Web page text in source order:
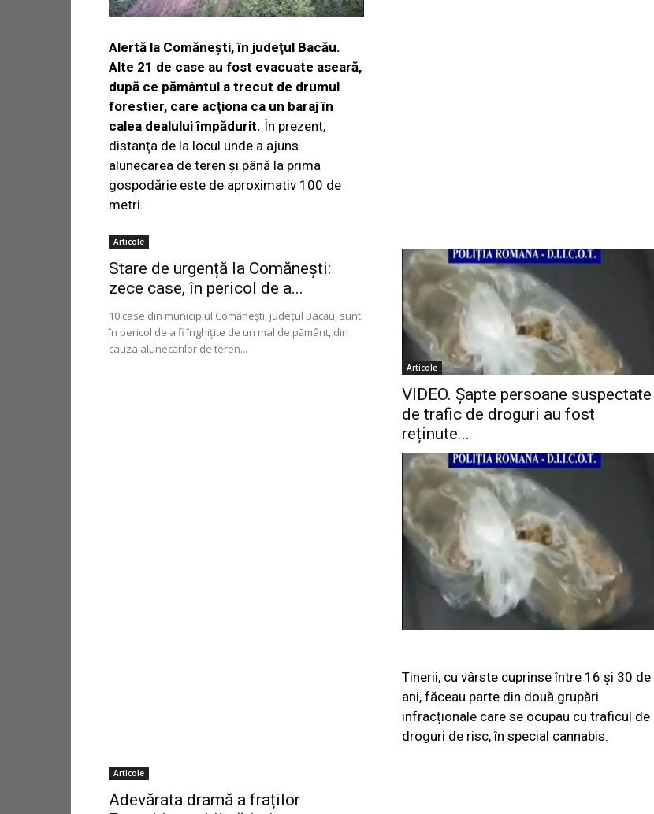
Alertă la Comăneşti, în judeţul Bacău.
Alte 21 de case au fost evacuate aseară,
după ce pământul a trecut de drumul
forestier, care acţiona ca un baraj în
calea dealului împădurit. În prezent,
distanţa de la locul unde a ajuns
alunecarea de teren şi până la prima
gospodărie este de aproximativ 100 de
metri.
Articole
Stare de urgență la Comănești:
zece case, în pericol de a...
10 case din municipiul Comănești, județul Bacău, sunt
în pericol de a fi înghițite de un mal de pământ, din
cauza alunecărilor de teren...
Articole
VIDEO. Șapte persoane suspectate
de trafic de droguri au fost
reținute...
Tinerii, cu vârste cuprinse între 16 și 30 de
ani, făceau parte din două grupări
infracționale care se ocupau cu traficul de
droguri de risc, în special cannabis.
Articole
Adevărata dramă a fraților